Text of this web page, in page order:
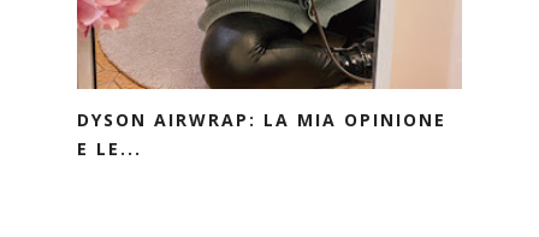
DYSON AIRWRAP: LA MIA OPINIONE
E LE...